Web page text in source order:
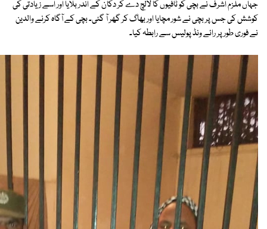
جہاں ملزم اشرف نے بچی کو ٹافیوں کا لالچ دے کر دکان کے اندر بلایا اور اسے زیادتی کی
کوشش کی جس پر بچی نے شور مچایا اور بھاگ کر گھر آ گئی۔ بچی کے آگاہ کرنے والدین
نے فوری طور پر رائے ونڈ پولیس سے رابطہ کیا۔